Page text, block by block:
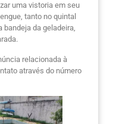
uma vistoria em seu
tanto no quintal
bandeja da geladeira,
relacionada à
através do número